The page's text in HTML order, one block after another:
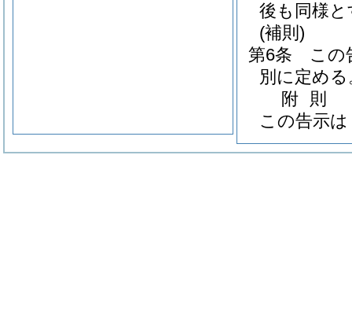
後も同様
(補則)
第6条
この
別に定める
附 則
この告示